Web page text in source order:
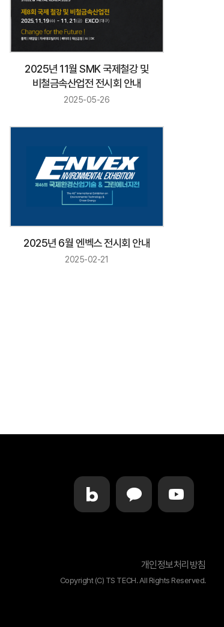
2025년 11월 SMK 국제철강 및
비철금속산업전 전시회 안내
2025-05-26
2025년 6월 엔벡스 전시회 안내
2025-02-21
개인정보처리방침
Copyright (C) TS TECH. All Rights Reserved.